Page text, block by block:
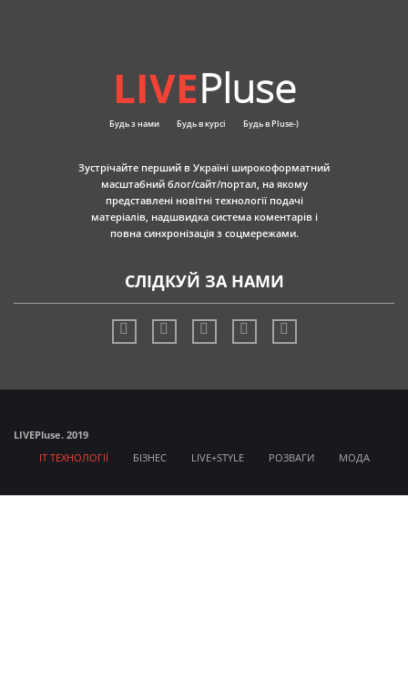
LIVEPluse
Будь з нами Будь в курсі Будь в Pluse-)
Зустрічайте перший в Україні широкоформатний
масштабний блог/сайт/портал, на якому
представлені новітні технології подачі
матеріалів, надшвидка система коментарів і
повна синхронізація з соцмережами.
СЛІДКУЙ ЗА НАМИ
LIVEPluse. 2019
IT ТЕХНОЛОГІЇ
БІЗНЕС LIVE+STYLE РОЗВАГИ МОДА